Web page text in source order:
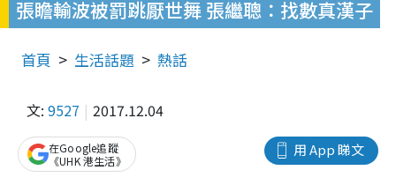
張瞻輸波被罰跳厭世舞 張繼聰：找數真漢子
首頁 生活話題 熱話
文: 9527 2017.12.04
用 App 睇文
在Google追蹤
《UHK 港生活》